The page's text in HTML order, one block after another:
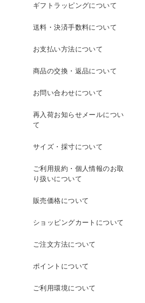
ギフトラッピングについて
送料・決済手数料について
お支払い方法について
商品の交換・返品について
お問い合わせについて
再入荷お知らせメールについ
て
サイズ・採寸について
ご利用規約・個人情報のお取
り扱いについて
販売価格について
ショッピングカートについて
ご注文方法について
ポイントについて
ご利用環境について